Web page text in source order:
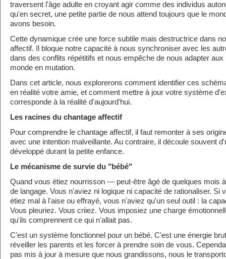
traversent l'âge adulte en croyant agir comme des individus
qu'en secret, une petite partie de nous attend toujours que le
avons besoin.
Cette dynamique crée une force subtile mais destructrice dans
affectif. Il bloque notre capacité à nous synchroniser avec les
dans des conflits répétitifs et nous empêche de nous adapter
monde en mutation.
Dans cet article, nous explorerons comment identifier ces
en réalité votre amie, et comment mettre à jour votre système
corresponde à la réalité d'aujourd'hui.
Les racines du chantage affectif
Pour comprendre le chantage affectif, il faut remonter à ses
avec une intention malveillante. Au contraire, il découle souvent
développé durant la petite enfance.
Le mécanisme de survie du "bébé"
Quand vous étiez nourrisson — peut-être âgé de quelques mois
de langage. Vous n'aviez ni logique ni capacité de rationaliser. Si
étiez mal à l'aise ou effrayé, vous n'aviez qu'un seul outil : la
Vous pleuriez. Vous criiez. Vous imposiez une charge
qu'ils comprennent ce qui n'allait pas.
C'est un système fonctionnel pour un bébé. C'est une énergie
réveiller les parents et les forcer à prendre soin de vous.
pas mis à jour à mesure que nous grandissons, nous le